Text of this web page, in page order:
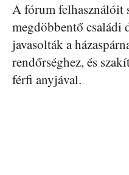
A fórum felhasználóit
megdöbbentő családi
javasolták a
rendőrséghez, és
férfi anyjával.